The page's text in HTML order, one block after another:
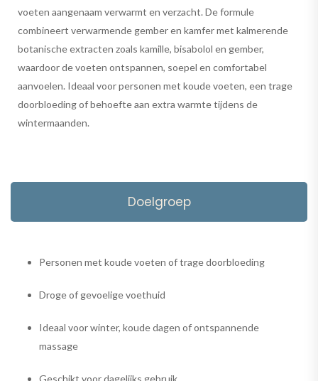
voeten aangenaam verwarmt en verzacht. De formule
combineert verwarmende gember en kamfer met kalmerende
botanische extracten zoals kamille, bisabolol en gember,
waardoor de voeten ontspannen, soepel en comfortabel
aanvoelen. Ideaal voor personen met koude voeten, een trage
doorbloeding of behoefte aan extra warmte tijdens de
wintermaanden.
Doelgroep
Personen met koude voeten of trage doorbloeding
Droge of gevoelige voethuid
Ideaal voor winter, koude dagen of ontspannende
massage
Geschikt voor dagelijks gebruik